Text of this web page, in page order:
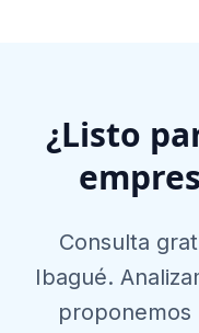
¿Listo
Consulta
Ibagué.
proponemos